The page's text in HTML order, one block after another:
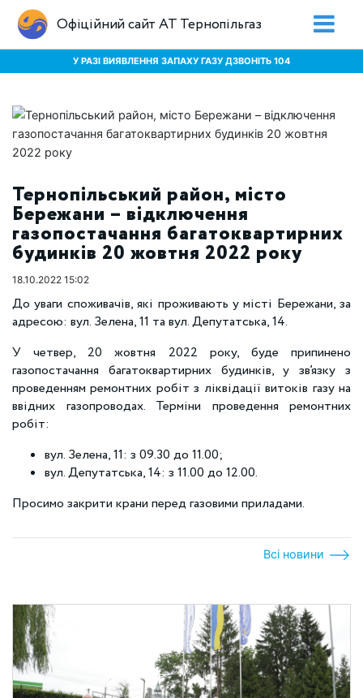
Офіційний сайт АТ Тернопільгаз
У РАЗІ ВИЯВЛЕННЯ ЗАПАХУ ГАЗУ ДЗВОНІТЬ 104
Тернопільський район, місто
Бережани – відключення
газопостачання багатоквартирних
будинків 20 жовтня 2022 року
18.10.2022 15:02
До уваги споживачів, які проживають у місті Бережани, за
адресою: вул. Зелена, 11 та вул. Депутатська, 14.
У четвер, 20 жовтня 2022 року, буде припинено
газопостачання багатоквартирних будинків, у зв’язку з
проведенням ремонтних робіт з ліквідації витоків газу на
ввідних газопроводах. Терміни проведення ремонтних
робіт:
вул. Зелена, 11: з 09.30 до 11.00;
вул. Депутатська, 14: з 11.00 до 12.00.
Просимо закрити крани перед газовими приладами.
Всі новини